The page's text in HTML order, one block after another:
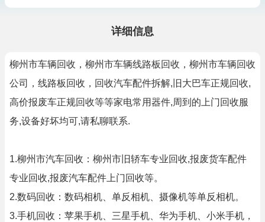
详细信息
柳州市车辆回收，柳州市车辆线路板回收，柳州市车辆回收
公司，线路板回收，回收汽车配件拆解,旧大巴车正规回收,
高价报废车正规回收等等家电常用器件,周到的上门回收服
务,设备好坏均可,请私聊联系.
1.柳州市汽车回收：柳州市旧轿车专业回收,报废货车配件
专业回收,报废汽车配件上门回收等。
2.数码回收：数码相机、单反相机、摄像机等单反相机。
3.手机回收：苹果手机、三星手机、华为手机、小米手机，